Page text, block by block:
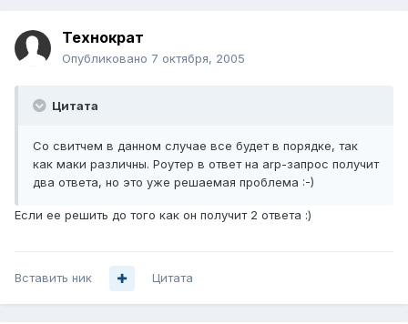
Технократ
Опубликовано 7 октября, 2005
Цитата
Со свитчем в данном случае все будет в порядке, так
как маки различны. Роутер в ответ на arp-запрос получит
два ответа, но это уже решаемая проблема :-)
Если ее решить до того как он получит 2 ответа :)
Вставить ник Цитата